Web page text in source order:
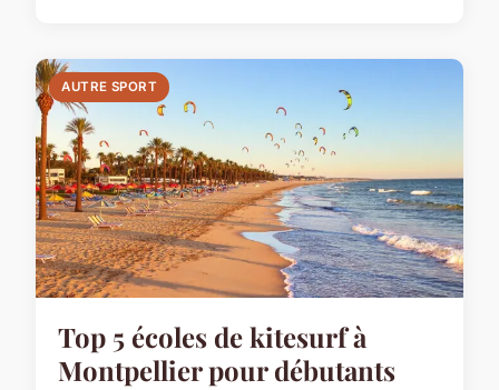
AUTRE SPORT
Top 5 écoles de kitesurf à
Montpellier pour débutants